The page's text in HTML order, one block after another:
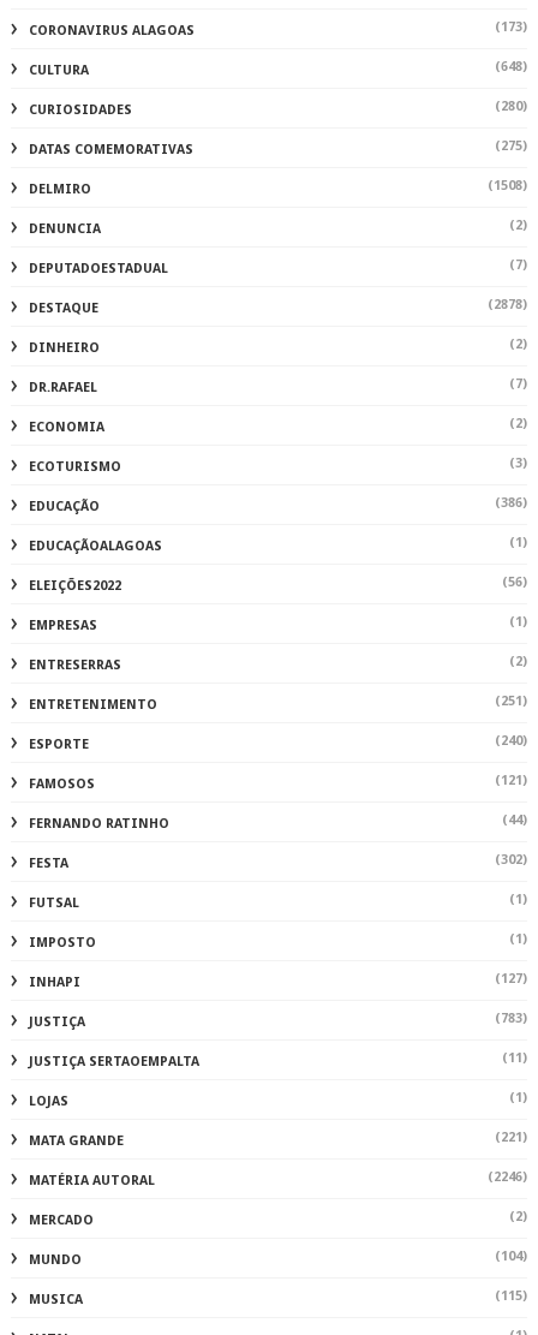
CORONAVIRUS ALAGOAS (173)
CULTURA (648)
CURIOSIDADES (280)
DATAS COMEMORATIVAS (275)
DELMIRO (1508)
DENUNCIA (2)
DEPUTADOESTADUAL (7)
DESTAQUE (2878)
DINHEIRO (2)
DR.RAFAEL (7)
ECONOMIA (2)
ECOTURISMO (3)
EDUCAÇÃO (386)
EDUCAÇÃOALAGOAS (1)
ELEIÇÕES2022 (56)
EMPRESAS (1)
ENTRESERRAS (2)
ENTRETENIMENTO (251)
ESPORTE (240)
FAMOSOS (121)
FERNANDO RATINHO (44)
FESTA (302)
FUTSAL (1)
IMPOSTO (1)
INHAPI (127)
JUSTIÇA (783)
JUSTIÇA SERTAOEMPALTA (11)
LOJAS (1)
MATA GRANDE (221)
MATÉRIA AUTORAL (2246)
MERCADO (2)
MUNDO (104)
MUSICA (115)